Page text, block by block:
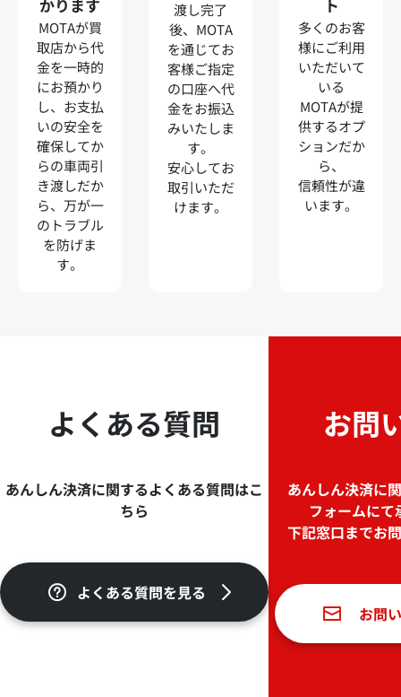
かります
MOTAが買
取店から代
金を一時的
にお預かり
し、お支払
いの安全を
確保してか
らの車両引
き渡しだか
ら、万が一
のトラブル
を防げま
す。
渡し完了
後、MOTA
を通じてお
客様ご指定
の口座へ代
金をお振込
みいたしま
す。
安心してお
取引いただ
けます。
ト
多くのお客
様にご利用
いただいて
いる
MOTAが提
供するオプ
ションだか
ら、
信頼性が違
います。
よくある質問
あんしん決済に関するよくある質問はこ
ちら
よくある質問を見る
お問
あんしん決済に
フォームに
下記窓口までお
お問